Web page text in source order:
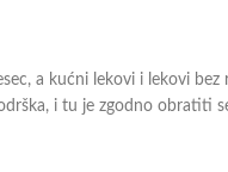
a kućni lekovi i lekovi bez
i tu je zgodno obratiti